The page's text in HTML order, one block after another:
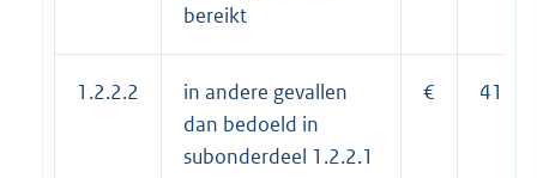
bereikt
1.2.2.2
in andere gevallen
dan bedoeld in
subonderdeel 1.2.2.1
€ 41,90